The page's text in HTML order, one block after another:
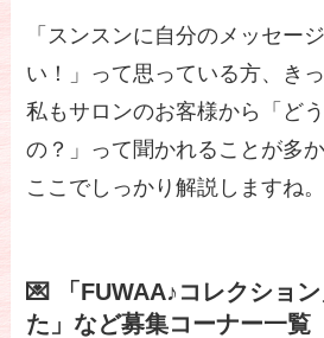
「スンスンに自分のメッセー
い！」って思っている方、き
私もサロンのお客様から「ど
の？」って聞かれることが多か
ここでしっかり解説しますね。
💌 「FUWAA♪コレクショ
た」など募集コーナー一覧